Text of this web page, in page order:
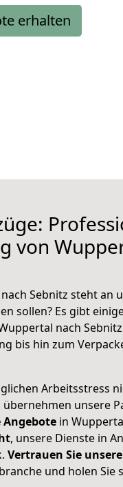
erhalten
von
Sebnitz steht an
sollen? Es gibt
nach
bis hin zum
Arbeitsstress
unsere
in
, unsere Dienste in
Vertrauen Sie
und holen Sie